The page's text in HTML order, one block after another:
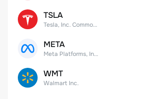
TSLA
Tesla, Inc. Common Stock
META
Meta Platforms, Inc. Class A Common Stock
WMT
Walmart Inc.